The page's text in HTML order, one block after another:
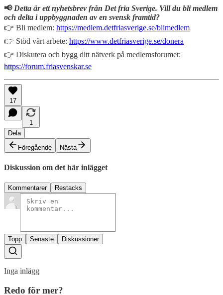
📢 Detta är ett nyhetsbrev från Det fria Sverige. Vill du bli medlem
och delta i uppbyggnaden av en svensk framtid?
👉 Bli medlem: https://medlem.detfriasverige.se/blimedlem
👉 Stöd vårt arbete: https://www.detfriasverige.se/donera
👉 Diskutera och bygg ditt nätverk på medlemsforumet:
https://forum.friasvenskar.se
17
1
Dela
Föregående
Nästa
Diskussion om det här inlägget
Kommentarer Restacks
Topp Senaste Diskussioner
Inga inlägg
Redo för mer?